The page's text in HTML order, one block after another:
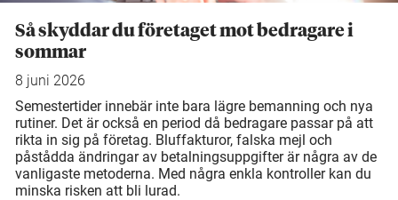
Så skyddar du företaget mot bedragare i
sommar
8 juni 2026
Semestertider innebär inte bara lägre bemanning och nya
rutiner. Det är också en period då bedragare passar på att
rikta in sig på företag. Bluffakturor, falska mejl och
påstådda ändringar av betalningsuppgifter är några av de
vanligaste metoderna. Med några enkla kontroller kan du
minska risken att bli lurad.